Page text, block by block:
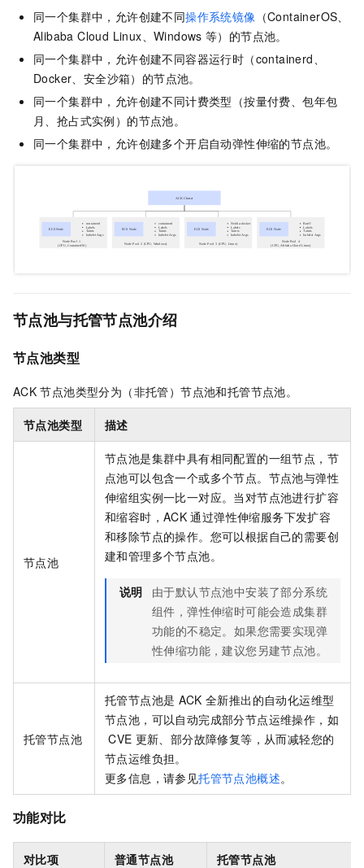
同一个集群中，允许创建不同操作系统镜像 （ContainerOS、
Alibaba Cloud Linux、Windows 等）的节点池。
同一个集群中，允许创建不同容器运行时（containerd、
Docker、安全沙箱）的节点池。
同一个集群中，允许创建不同计费类型（按量付费、包年包
月、抢占式实例）的节点池。
同一个集群中，允许创建多个开启自动弹性伸缩的节点池。
节点池与托管节点池介绍
节点池类型
ACK 节点池类型分为（非托管）节点池和托管节点池。
节点池类型 描述
节点池
节点池是集群中具有相同配置的一组节点，节
点池可以包含一个或多个节点。节点池与弹性
伸缩组实例一比一对应。当对节点池进行扩容
和缩容时，ACK 通过弹性伸缩服务下发扩容
和移除节点的操作。您可以根据自己的需要创
建和管理多个节点池。
说明
由于默认节点池中安装了部分系统
组件，弹性伸缩时可能会造成集群
功能的不稳定。如果您需要实现弹
性伸缩功能，建议您另建节点池。
托管节点池
托管节点池是 ACK 全新推出的自动化运维型
节点池，可以自动完成部分节点运维操作，如
CVE 更新、部分故障修复等，从而减轻您的
节点运维负担。
更多信息，请参见托管节点池概述。
功能对比
对比项 普通节点池 托管节点池